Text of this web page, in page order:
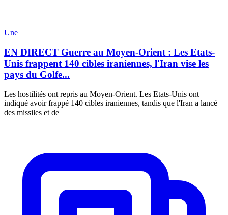
Une
EN DIRECT Guerre au Moyen-Orient : Les Etats-
Unis frappent 140 cibles iraniennes, l'Iran vise les
pays du Golfe...
Les hostilités ont repris au Moyen-Orient. Les Etats-Unis ont
indiqué avoir frappé 140 cibles iraniennes, tandis que l'Iran a lancé
des missiles et de